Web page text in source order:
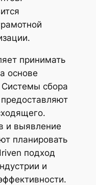
принимать
основе
сбора
и выявление
планировать
подход
и